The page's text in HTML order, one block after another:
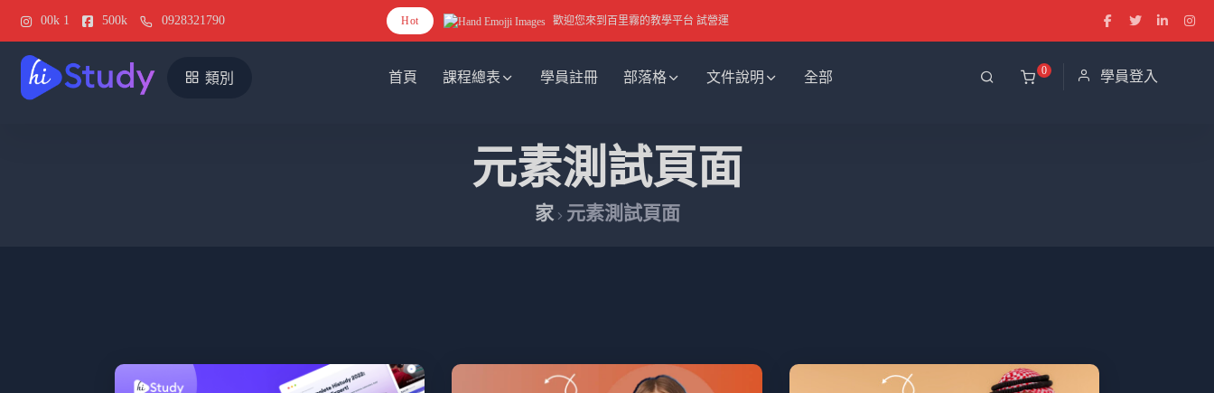
00k 1 500k 0928321790 Hot 歡迎您來到百里霧的教學平台 試營運
類別 首頁 課程總表 學員註冊 部落格 文件說明 全部 0 學員登入
元素測試頁面
家 元素測試頁面